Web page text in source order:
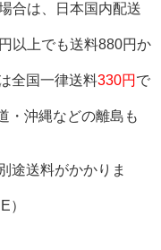
合は、日本国内配送
以上でも送料880円か
全国一律送料330円 で
・沖縄などの離島も
途送料がかかりま
）